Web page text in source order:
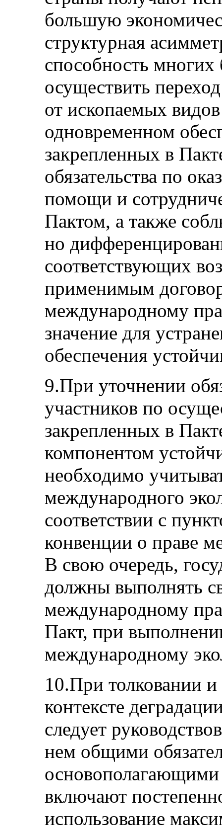
большую
структурная
способность многих
осуществить
от ископаемых
одновременном
закрепленных в
обязательства по
помощи и
Пактом, а также
но
соответствующих
применимым
международному
значение для
обеспечения
9.При уточнении
участников по
закрепленных в
компонентом
необходимо
международного
соответствии с
конвенции о праве
В свою очередь,
должны выполнять
международному
Пакт, при
международному
10.При толковании
контексте
следует
нем общими
включают
использование